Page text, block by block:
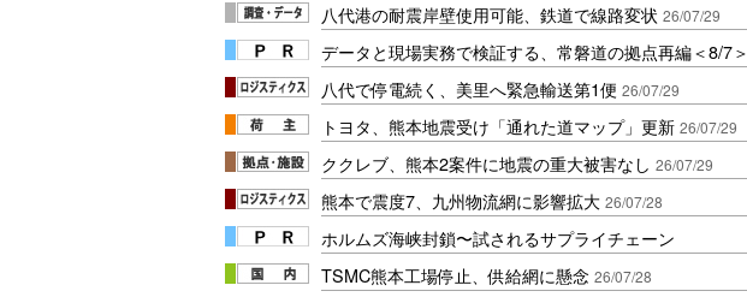
八代港の耐震岸壁使用可能、鉄道で線路変状 26/07/29
データと現場実務で検証する、常磐道の拠点再編＜8/7＞
八代で停電続く、美里へ緊急輸送第1便 26/07/29
トヨタ、熊本地震受け「通れた道マップ」更新 26/07/29
ククレブ、熊本2案件に地震の重大被害なし 26/07/29
熊本で震度7、九州物流網に影響拡大 26/07/28
ホルムズ海峡封鎖〜試されるサプライチェーン
TSMC熊本工場停止、供給網に懸念 26/07/28